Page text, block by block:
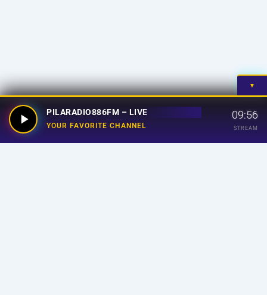
▼
PILARADIO886FM – LIVE
YOUR FAVORITE CHANNEL
09:56
STREAM